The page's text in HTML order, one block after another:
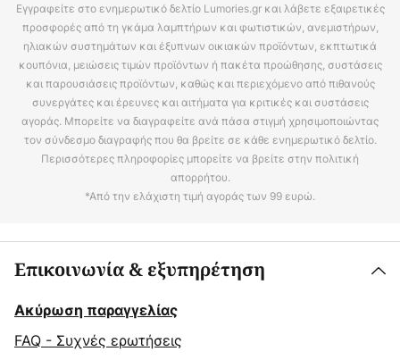
Εγγραφείτε στο ενημερωτικό δελτίο Lumories.gr και λάβετε εξαιρετικές
προσφορές από τη γκάμα λαμπτήρων και φωτιστικών, ανεμιστήρων,
ηλιακών συστημάτων και έξυπνων οικιακών προϊόντων, εκπτωτικά
κουπόνια, μειώσεις τιμών προϊόντων ή πακέτα προώθησης, συστάσεις
και παρουσιάσεις προϊόντων, καθώς και περιεχόμενο από πιθανούς
συνεργάτες και έρευνες και αιτήματα για κριτικές και συστάσεις
αγοράς. Μπορείτε να διαγραφείτε ανά πάσα στιγμή χρησιμοποιώντας
τον σύνδεσμο διαγραφής που θα βρείτε σε κάθε ενημερωτικό δελτίο.
Περισσότερες πληροφορίες μπορείτε να βρείτε στην πολιτική
απορρήτου.
*Από την ελάχιστη τιμή αγοράς των 99 ευρώ.
Επικοινωνία & εξυπηρέτηση
Ακύρωση παραγγελίας
FAQ - Συχνές ερωτήσεις